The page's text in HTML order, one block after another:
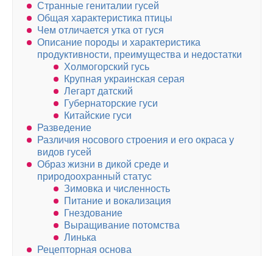
Странные гениталии гусей
Общая характеристика птицы
Чем отличается утка от гуся
Описание породы и характеристика
продуктивности, преимущества и недостатки
Холмогорский гусь
Крупная украинская серая
Легарт датский
Губернаторские гуси
Китайские гуси
Разведение
Различия носового строения и его окраса у
видов гусей
Образ жизни в дикой среде и
природоохранный статус
Зимовка и численность
Питание и вокализация
Гнездование
Выращивание потомства
Линька
Рецепторная основа